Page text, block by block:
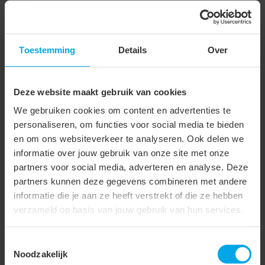
Toestemming Details Over
Deze website maakt gebruik van cookies
We gebruiken cookies om content en advertenties te
personaliseren, om functies voor social media te bieden
en om ons websiteverkeer te analyseren. Ook delen we
informatie over jouw gebruik van onze site met onze
partners voor social media, adverteren en analyse. Deze
partners kunnen deze gegevens combineren met andere
informatie die je aan ze heeft verstrekt of die ze hebben
verzameld op basis van jouw gebruik van hun services.
Noodzakelijk
876369- LR-3F-L200-
ZW
3 fase rails - rail
200cm, zwart
(RAL9005)
Euro 3 fase
spanningsrails rail zwart
200cm. Spanningsrailen
zijn een flexibele basis
of verplaats eenvoudig
- LR-3F-L100-
W
3 fase rails - rail
100cm, wit (RAL9010)
Euro 3 fase
spanningsrails rail wit
100cm. Spanningsrailen
of verplaats eenvoudig
spots op de gewenste